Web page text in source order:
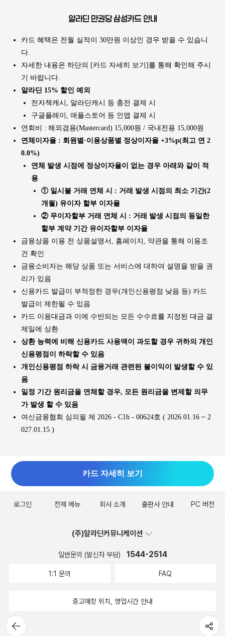
알라딘 만권당 삼성카드 안내
카드 혜택은 전월 실적이 30만원 이상인 경우 받을 수 있습니
다.
자세한 내용은 하단의 [카드 자세히 보기]를 통해 확인해 주시
기 바랍니다.
알라딘 15% 할인 예외
전자책캐시, 알라딘캐시 등 충전 결제 시
구글플레이, 애플스토어 등 인앱 결제 시
연회비 : 해외겸용(Mastercard) 15,000원 / 국내전용 15,000원
연체이자율 : 회원별·이용상품별 정상이자율 +3%p(최고 연 2
0.0%)
연체 발생 시점에 정상이자율이 없는 경우 아래와 같이 적
용
① 일시불 거래 연체 시 : 거래 발생 시점의 최소 기간(2
개월) 유이자 할부 이자율
② 무이자할부 거래 연체 시 : 거래 발생 시점의 동일한
할부 계약 기간 유이자할부 이자율
금융상품 이용 전 상품설명서, 홈페이지, 약관을 통해 이용조
건 확인
금융소비자는 해당 상품 또는 서비스에 대하여 설명을 받을 권
리가 있음
신용카드 발급이 부적정한 경우(개인신용평점 낮음 등) 카드
발급이 제한될 수 있음
카드 이용대금과 이에 수반되는 모든 수수료를 지정된 대금 결
제일에 상환
상환 능력에 비해 신용카드 사용액이 과도할 경우 귀하의 개인
신용평점이 하락할 수 있음
개인신용평점 하락 시 금융거래 관련된 불이익이 발생할 수 있
음
일정 기간 원리금을 연체할 경우, 모든 원리금을 변제할 의무
가 발생 할 수 있음
여신금융협회 심의필 제 2026 - C1h - 00624호 ( 2026.01.16 ~ 2
027.01.15 )
카드 자세히 보기
뒤로가
기
로그인 전체 메뉴 회사 소개 출판사 안내 PC 버전
(주)알라딘커뮤니케이션
일반문의 (발신자 부담) 1544-2514
1:1 문의 FAQ
중고매장 위치, 영업시간 안내